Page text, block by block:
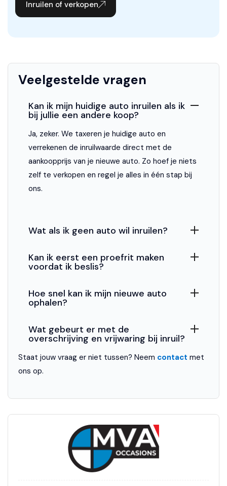
Dakrails
Metallic lak
Mistlampen voor
Veiligheid
Airbag(s) hoofd achter
Airbag(s) hoofd voor
Airbag(s) side voor
Airbag passagier
Anti Blokkeer Systeem (ABS)
Electronic Brake Distribution (EBD)
Electronic Stability Program (ESP)
Extra getint glas
Parkeersensor achter
Automatische niveauregeling
Head-up display
Inruilen of verkopen
Veelgestelde vragen
Kan ik mijn huidige auto inruilen als ik
bij jullie een andere koop?
Ja, zeker. We taxeren je huidige auto en
verrekenen de inruilwaarde direct met de
aankoopprijs van je nieuwe auto. Zo hoef je niets
zelf te verkopen en regel je alles in één stap bij
ons.
Wat als ik geen auto wil inruilen?
Kan ik eerst een proefrit maken
voordat ik beslis?
Hoe snel kan ik mijn nieuwe auto
ophalen?
Wat gebeurt er met de
overschrijving en vrijwaring bij inruil?
Staat jouw vraag er niet tussen? Neem contact met
ons op.